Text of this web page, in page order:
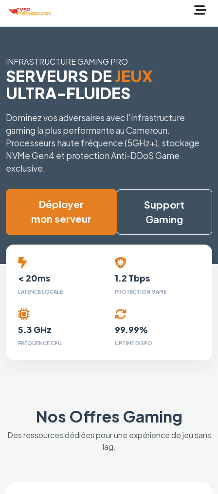
INFRASTRUCTURE GAMING PRO
SERVEURS DE JEUX
ULTRA-FLUIDES
Dominez vos adversaires avec l'infrastructure
gaming la plus performante au Cameroun.
Processeurs haute fréquence (5GHz+), stockage
NVMe Gen4 et protection Anti-DDoS Game
exclusive.
Déployer
mon serveur
Support
Gaming
< 20ms
LATENCE LOCALE
1.2 Tbps
PROTECTION GAME
5.3 GHz
FRÉQUENCE CPU
99.99%
UPTIME DISPO
Nos Offres Gaming
Des ressources dédiées pour une expérience de jeu sans
lag.